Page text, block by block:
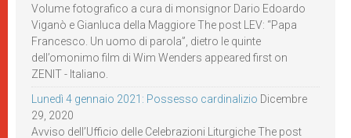
Volume fotografico a cura di monsignor Dario Edoardo
Viganò e Gianluca della Maggiore The post LEV: “Papa
Francesco. Un uomo di parola”, dietro le quinte
dell’omonimo film di Wim Wenders appeared first on
ZENIT - Italiano.
Lunedì 4 gennaio 2021: Possesso cardinalizio Dicembre
29, 2020
Avviso dell’Ufficio delle Celebrazioni Liturgiche The post